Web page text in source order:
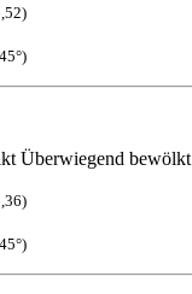
Überwiegend bewölkt